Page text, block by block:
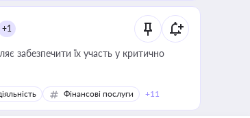
+1
забезпечити їх участь у критично
Фінансові послуги +11